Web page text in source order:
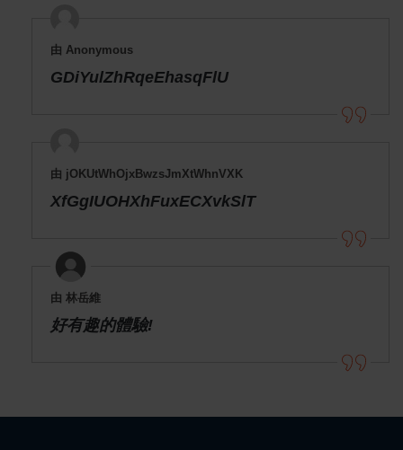
由 Anonymous
GDiYulZhRqeEhasqFlU
由 jOKUtWhOjxBwzsJmXtWhnVXK
XfGgIUOHXhFuxECXvkSlT
由 林岳維
好有趣的體驗!